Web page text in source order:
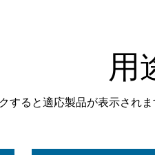
用
すると適応製品が表示され